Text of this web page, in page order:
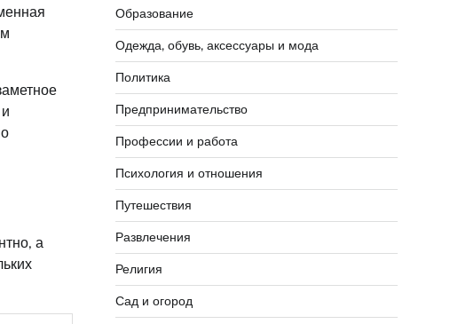
а
Образование
Одежда, обувь, аксессуары и мода
Политика
Предпринимательство
Профессии и работа
Психология и отношения
Путешествия
Развлечения
Религия
Сад и огород